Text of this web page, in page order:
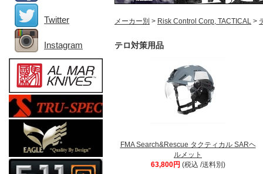
メーカー別 > Risk Control Corp, TACTICAL >
テロ対策用品
FMA Search&Rescue タクティカル SARヘ
ルメット
63,800円 (税込 /送料別)
Twitter
Instagram